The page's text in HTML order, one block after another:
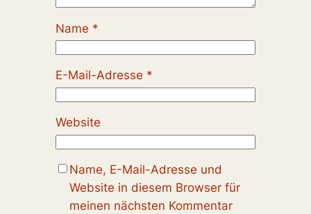
Name *
E-Mail-Adresse *
Website
Name, E-Mail-Adresse und
Website in diesem Browser für
meinen nächsten Kommentar